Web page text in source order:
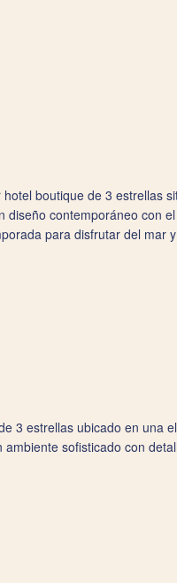
boutique de 3 estrellas
diseño contemporáneo con
para disfrutar del mar
3 estrellas ubicado en
sofisticado con